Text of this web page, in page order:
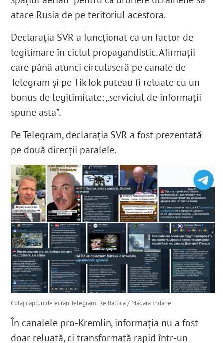
atace Rusia de pe teritoriul acestora.
Declarația SVR a funcționat ca un factor de
legitimare în ciclul propagandistic. Afirmații
care până atunci circulaseră pe canale de
Telegram și pe TikTok puteau fi reluate cu un
bonus de legitimitate: „serviciul de informații
spune asta”.
Pe Telegram, declarația SVR a fost prezentată
pe două direcții paralele.
Colaj capturi de ecran Telegram: Re:Baltica / Madara Indāne
În canalele pro-Kremlin, informația nu a fost
doar reluată, ci transformată rapid într-un